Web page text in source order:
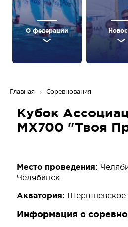
О федерации
Главная Соревнования
Кубок
MX700 "Твоя
Место проведения:
Челябинск
Акватория: Шершневское
Информация о